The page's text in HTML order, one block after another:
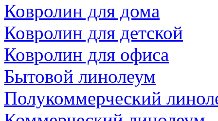
Ковролин для дома
Ковролин для детской
Ковролин для офиса
Бытовой линолеум
Полукоммерческий